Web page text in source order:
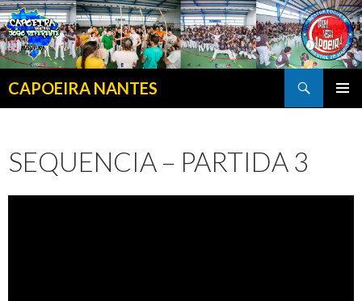
CAPOEIRA NANTES
SEQUENCIA – PARTIDA 3